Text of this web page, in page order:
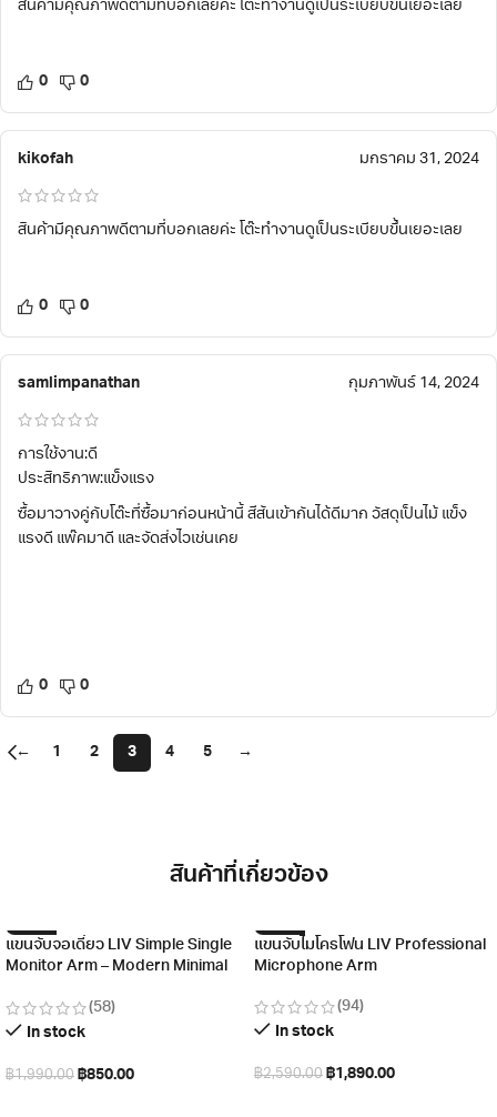
สินค้ามีคุณภาพดีตามที่บอกเลยค่ะ โต๊ะทำงานดูเป็นระเบียบขึ้นเยอะเลย
0 0
kikofah มกราคม 31, 2024
สินค้ามีคุณภาพดีตามที่บอกเลยค่ะ โต๊ะทำงานดูเป็นระเบียบขึ้นเยอะเลย
0 0
samlimpanathan กุมภาพันธ์ 14, 2024
การใช้งาน:ดี
ประสิทธิภาพ:แข็งแรง
ซื้อมาวางคู่กับโต๊ะที่ซื้อมาก่อนหน้านี้ สีสันเข้ากันได้ดีมาก วัสดุเป็นไม้ แข็ง
แรงดี แพ๊คมาดี และจัดส่งไวเช่นเคย
0 0
← 1 2 3 4 5 →
สินค้าที่เกี่ยวข้อง
-57%
แขนจับจอเดี่ยว LIV Simple Single
Monitor Arm – Modern Minimal
(58)
In stock
฿1,990.00 ฿850.00
-27%
แขนจับไมโครโฟน LIV Professional
Microphone Arm
(94)
In stock
฿2,590.00 ฿1,890.00